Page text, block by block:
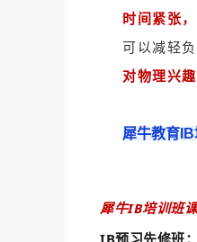
时间紧张
可以减轻负
对物理兴
犀牛教育
犀牛IB培训班